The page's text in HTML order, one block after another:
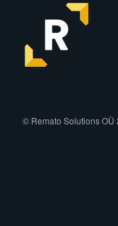
© Remato Solutions OÜ